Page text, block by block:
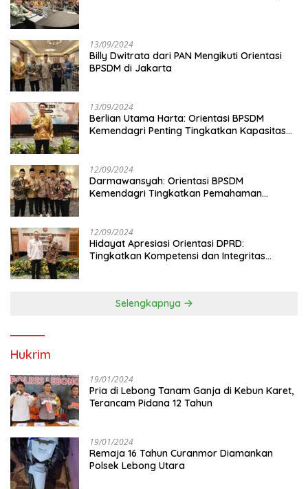
13/09/2024
Billy Dwitrata dari PAN Mengikuti Orientasi
BPSDM di Jakarta
13/09/2024
Berlian Utama Harta: Orientasi BPSDM
Kemendagri Penting Tingkatkan Kapasitas
12/09/2024
Darmawansyah: Orientasi BPSDM
Kemendagri Tingkatkan Pemahaman
12/09/2024
Hidayat Apresiasi Orientasi DPRD:
Tingkatkan Kompetensi dan Integritas
Selengkapnya
Hukrim
19/01/2024
Pria di Lebong Tanam Ganja di Kebun Karet,
Terancam Pidana 12 Tahun
19/01/2024
Remaja 16 Tahun Curanmor Diamankan
Polsek Lebong Utara